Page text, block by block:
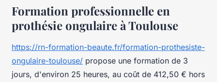
Formation professionnelle en
prothésie ongulaire à Toulouse
https://rn-formation-beaute.fr/formation-prothesiste-
ongulaire-toulouse/ propose une formation de 3
jours, d'environ 25 heures, au coût de 412,50 € hors